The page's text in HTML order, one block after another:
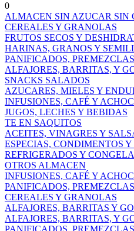
0
ALMACEN SIN AZUCAR SIN
CEREALES Y GRANOLAS
FRUTOS SECOS Y
HARINAS, GRANOS Y
PANIFICADOS,
ALFAJORES, BARRITAS, Y
SNACKS SALADOS
AZUCARES, MIELES Y
INFUSIONES, CAFÉ Y
JUGOS, LECHES Y BEBIDAS
TE EN SAQUITOS
ACEITES, VINAGRES Y
ESPECIAS, CONDIMENTOS Y
REFRIGERADOS Y
OTROS ALMACEN
INFUSIONES, CAFÉ Y
PANIFICADOS,
CEREALES Y GRANOLAS
ALFAJORES, BARRITAS Y
ALFAJORES, BARRITAS, Y
PANIFICADOS,